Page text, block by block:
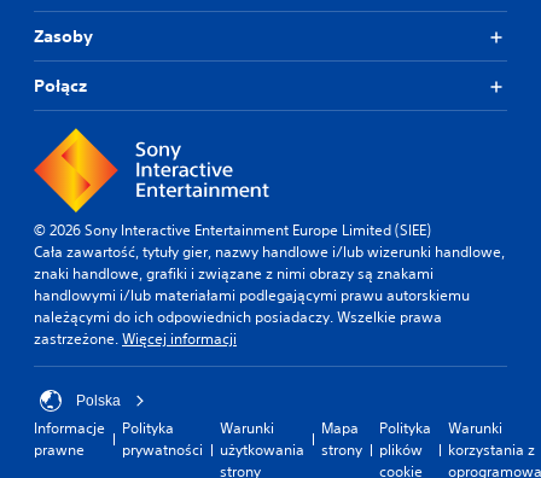
Zasoby
Połącz
© 2026 Sony Interactive Entertainment Europe Limited (SIEE)
Cała zawartość, tytuły gier, nazwy handlowe i/lub wizerunki handlowe,
znaki handlowe, grafiki i związane z nimi obrazy są znakami
handlowymi i/lub materiałami podlegającymi prawu autorskiemu
należącymi do ich odpowiednich posiadaczy. Wszelkie prawa
zastrzeżone.Więcej informacji
Polska
Informacje
prawne
Polityka
prywatności
Warunki
użytkowania
strony
Mapa
strony
Polityka
plików
cookie
Warunki
korzystania z